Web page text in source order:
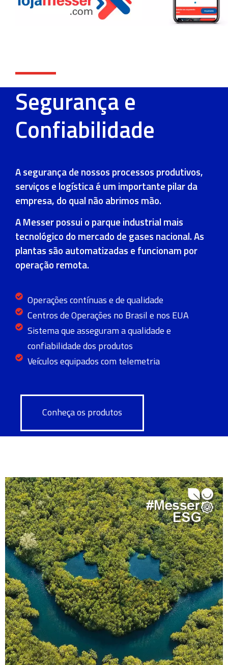
Segurança e
Confiabilidade
A segurança de nossos processos produtivos,
serviços e logística é um importante pilar da
empresa, do qual não abrimos mão.
A Messer possui o parque industrial mais
tecnológico do mercado de gases nacional. As
plantas são automatizadas e funcionam por
operação remota.
Operações contínuas e de qualidade
Centros de Operações no Brasil e nos EUA
Sistema que asseguram a qualidade e
confiabilidade dos produtos
Veículos equipados com telemetria
Conheça os produtos